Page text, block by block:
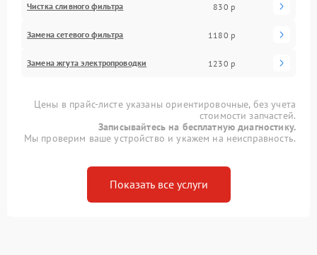
Чистка сливного фильтра 830 р
Замена сетевого фильтра 1180 р
Замена жгута электропроводки 1230 р
Цены в прайс-листе указаны ориентировочные, без учета
стоимости запчастей.
Записывайтесь на бесплатную диагностику.
Мы проверим ваше устройство и укажем на неисправность.
Показать все услуги